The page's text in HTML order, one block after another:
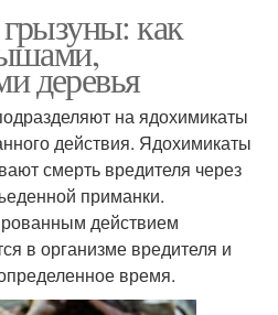
как
деревья
на ядохимикаты
действия. Ядохимикаты
смерть вредителя через
приманки.
действием
в организме вредителя и
время.